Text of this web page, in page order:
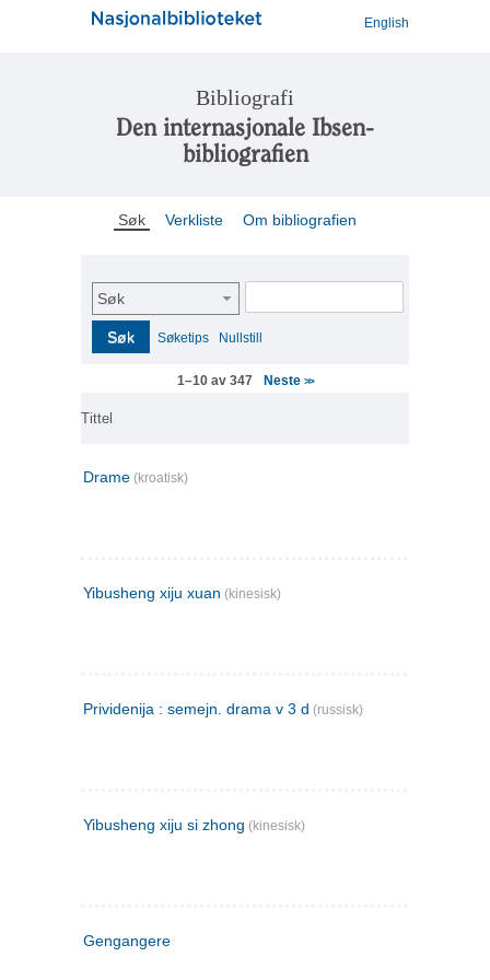
English
Bibliografi
Den internasjonale Ibsen-
bibliografien
Søk Verkliste Om bibliografien
Søk
Søk Søketips Nullstill
1–10 av 347 Neste >>
Tittel
Drame (kroatisk)
Yibusheng xiju xuan (kinesisk)
Prividenija : semejn. drama v 3 d (russisk)
Yibusheng xiju si zhong (kinesisk)
Gengangere